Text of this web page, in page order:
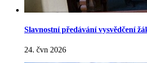
Slavnostní předávání vysvědčení
24. čvn 2026